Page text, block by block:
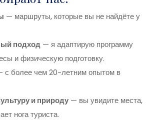
— маршруты, которые вы не найдёте у
подход — я адаптирую программу
и физическую подготовку.
с более чем 20-летним опытом в
и природу — вы увидите места,
нога туриста.